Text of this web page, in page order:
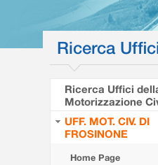
Ricerca
Ricerca Uffici
Motorizzazione
UFF. MOT. CIV. DI
FROSINONE
Home Page